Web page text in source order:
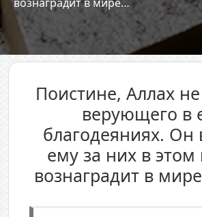
Поистине, Аллах
верующего в
благодеяниях. Он
ему за них в
вознаградит в